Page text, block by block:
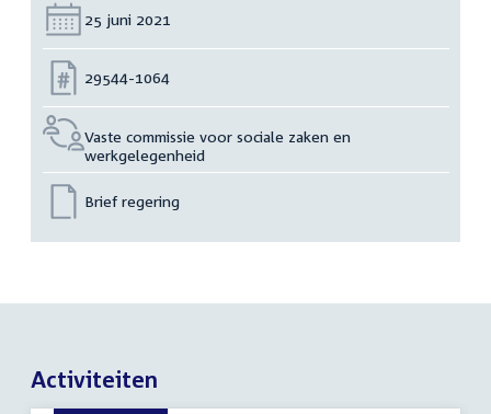
Datum:
25 juni 2021
Nummer:
29544-1064
Vaste commissie voor sociale zaken en
werkgelegenheid
Brief regering
Activiteiten